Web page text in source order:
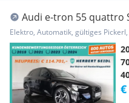
Audi e-tron 55 quattro
114.701,- /...
Elektro, Automatik, gültiges